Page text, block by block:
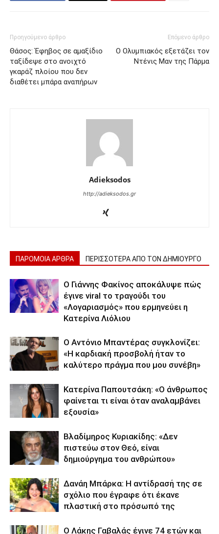
Προηγούμενο άρθρο
Θάσος: Έφηβος σε αμαξίδιο
ταξίδεψε στο ανοιχτό
γκαράζ πλοίου που δεν
διαθέτει μπάρα αναπήρων
Επόμενο άρθρο
Ο Ολυμπιακός εξετάζει τον
Ντένις Μαν της Πάρμα
Adieksodos
http://adieksodos.gr
ΠΑΡΟΜΟΙΑ ΑΡΘΡΑ ΠΕΡΙΣΣΟΤΕΡΑ ΑΠΟ ΤΟΝ ΔΗΜΙΟΥΡΓΟ
Ο Γιάννης Φακίνος αποκάλυψε πώς
έγινε viral το τραγούδι του
«Λογαριασμός» που ερμηνεύει η
Κατερίνα Λιόλιου
Ο Αντόνιο Μπαντέρας συγκλονίζει:
«Η καρδιακή προσβολή ήταν το
καλύτερο πράγμα που μου συνέβη»
Κατερίνα Παπουτσάκη: «Ο άνθρωπος
φαίνεται τι είναι όταν αναλαμβάνει
εξουσία»
Βλαδίμηρος Κυριακίδης: «Δεν
πιστεύω στον Θεό, είναι
δημιούργημα του ανθρώπου»
Δανάη Μπάρκα: Η αντίδρασή της σε
σχόλιο που έγραφε ότι έκανε
πλαστική στο πρόσωπό της
Ο Λάκης Γαβαλάς έγινε 74 ετών και